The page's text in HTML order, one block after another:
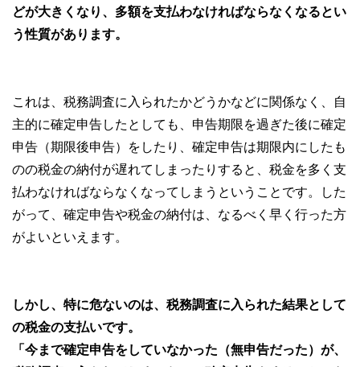
どが大きくなり、多額を支払わなければならなくなるとい
う性質があります。
これは、税務調査に入られたかどうかなどに関係なく、自
主的に確定申告したとしても、申告期限を過ぎた後に確定
申告（期限後申告）をしたり、確定申告は期限内にしたも
のの税金の納付が遅れてしまったりすると、税金を多く支
払わなければならなくなってしまうということです。した
がって、確定申告や税金の納付は、なるべく早く行った方
がよいといえます。
しかし、特に危ないのは、税務調査に入られた結果として
の税金の支払いです。
「今まで確定申告をしていなかった（無申告だった）が、